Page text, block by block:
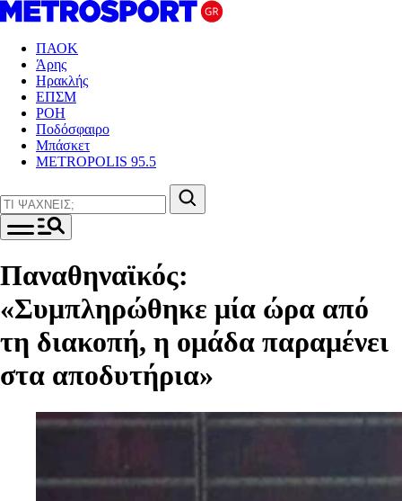
ΠΑΟΚ
Άρης
Ηρακλής
ΕΠΣΜ
ΡΟΗ
Ποδόσφαιρο
Μπάσκετ
METROPOLIS 95.5
Παναθηναϊκός:
«Συμπληρώθηκε μία ώρα από
τη διακοπή, η ομάδα παραμένει
στα αποδυτήρια»